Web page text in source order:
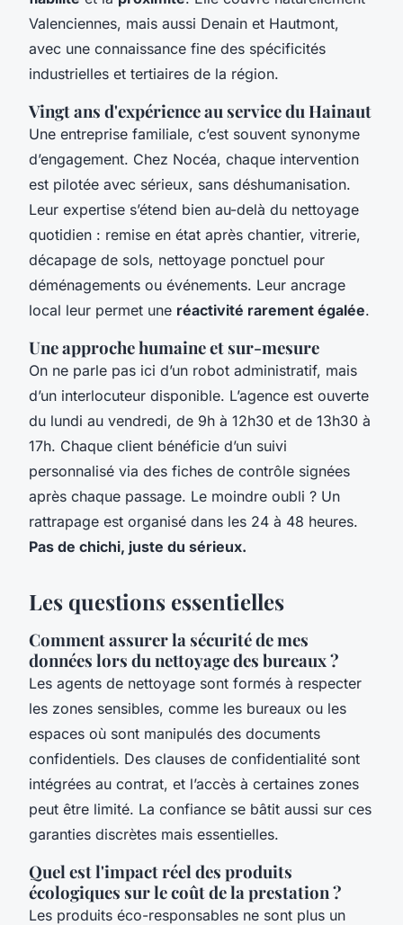
Valenciennes, mais aussi Denain et Hautmont,
avec une connaissance fine des spécificités
industrielles et tertiaires de la région.
Vingt ans d'expérience au service du Hainaut
Une entreprise familiale, c’est souvent synonyme
d’engagement. Chez Nocéa, chaque intervention
est pilotée avec sérieux, sans déshumanisation.
Leur expertise s’étend bien au-delà du nettoyage
quotidien : remise en état après chantier, vitrerie,
décapage de sols, nettoyage ponctuel pour
déménagements ou événements. Leur ancrage
local leur permet une réactivité rarement égalée.
Une approche humaine et sur-mesure
On ne parle pas ici d’un robot administratif, mais
d’un interlocuteur disponible. L’agence est ouverte
du lundi au vendredi, de 9h à 12h30 et de 13h30 à
17h. Chaque client bénéficie d’un suivi
personnalisé via des fiches de contrôle signées
après chaque passage. Le moindre oubli ? Un
rattrapage est organisé dans les 24 à 48 heures.
Pas de chichi, juste du sérieux.
Les questions essentielles
Comment assurer la sécurité de mes
données lors du nettoyage des bureaux ?
Les agents de nettoyage sont formés à respecter
les zones sensibles, comme les bureaux ou les
espaces où sont manipulés des documents
confidentiels. Des clauses de confidentialité sont
intégrées au contrat, et l’accès à certaines zones
peut être limité. La confiance se bâtit aussi sur ces
garanties discrètes mais essentielles.
Quel est l'impact réel des produits
écologiques sur le coût de la prestation ?
Les produits éco-responsables ne sont plus un